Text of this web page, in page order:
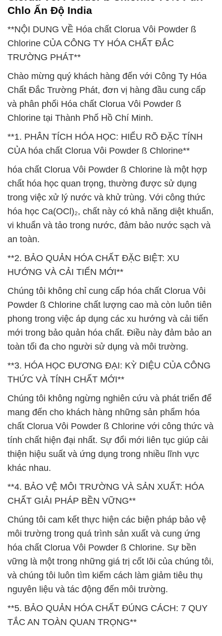
Chlo Ấn Độ India
**NỘI DUNG VỀ Hóa chất Clorua Vôi Powder ß
Chlorine CỦA CÔNG TY HÓA CHẤT ĐẮC
TRƯỜNG PHÁT**
Chào mừng quý khách hàng đến với Công Ty Hóa
Chất Đắc Trường Phát, đơn vị hàng đầu cung cấp
và phân phối Hóa chất Clorua Vôi Powder ß
Chlorine tại Thành Phố Hồ Chí Minh.
**1. PHÂN TÍCH HÓA HỌC: HIỂU RÕ ĐẶC TÍNH
CỦA hóa chất Clorua Vôi Powder ß Chlorine**
hóa chất Clorua Vôi Powder ß Chlorine là một hợp
chất hóa học quan trọng, thường được sử dụng
trong việc xử lý nước và khử trùng. Với công thức
hóa học Ca(OCl)₂, chất này có khả năng diệt khuẩn,
vi khuẩn và tảo trong nước, đảm bảo nước sạch và
an toàn.
**2. BẢO QUẢN HÓA CHẤT ĐẶC BIỆT: XU
HƯỚNG VÀ CẢI TIẾN MỚI**
Chúng tôi không chỉ cung cấp hóa chất Clorua Vôi
Powder ß Chlorine chất lượng cao mà còn luôn tiên
phong trong việc áp dụng các xu hướng và cải tiến
mới trong bảo quản hóa chất. Điều này đảm bảo an
toàn tối đa cho người sử dụng và môi trường.
**3. HÓA HỌC ĐƯƠNG ĐẠI: KỲ DIỆU CỦA CÔNG
THỨC VÀ TÍNH CHẤT MỚI**
Chúng tôi không ngừng nghiên cứu và phát triển để
mang đến cho khách hàng những sản phẩm hóa
chất Clorua Vôi Powder ß Chlorine với công thức và
tính chất hiện đại nhất. Sự đổi mới liên tục giúp cải
thiện hiệu suất và ứng dụng trong nhiều lĩnh vực
khác nhau.
**4. BẢO VỆ MÔI TRƯỜNG VÀ SẢN XUẤT: HÓA
CHẤT GIẢI PHÁP BỀN VỮNG**
Chúng tôi cam kết thực hiện các biện pháp bảo vệ
môi trường trong quá trình sản xuất và cung ứng
hóa chất Clorua Vôi Powder ß Chlorine. Sự bền
vững là một trong những giá trị cốt lõi của chúng tôi,
và chúng tôi luôn tìm kiếm cách làm giảm tiêu thụ
nguyên liệu và tác động đến môi trường.
**5. BẢO QUẢN HÓA CHẤT ĐÚNG CÁCH: 7 QUY
TẮC AN TOÀN QUAN TRỌNG**